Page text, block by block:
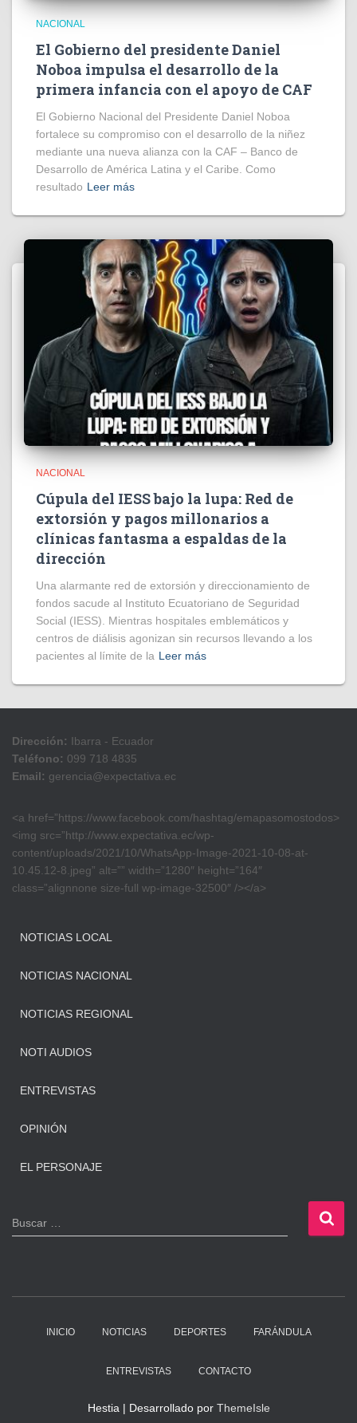
NACIONAL
El Gobierno del presidente Daniel
Noboa impulsa el desarrollo de la
primera infancia con el apoyo de CAF
El Gobierno Nacional del Presidente Daniel Noboa
fortalece su compromiso con el desarrollo de la niñez
mediante una nueva alianza con la CAF – Banco de
Desarrollo de América Latina y el Caribe. Como
resultado Leer más
NACIONAL
Cúpula del IESS bajo la lupa: Red de
extorsión y pagos millonarios a
clínicas fantasma a espaldas de la
dirección
​Una alarmante red de extorsión y direccionamiento de
fondos sacude al Instituto Ecuatoriano de Seguridad
Social (IESS). Mientras hospitales emblemáticos y
centros de diálisis agonizan sin recursos llevando a los
pacientes al límite de la Leer más
Dirección: Ibarra - Ecuador
Teléfono: 099 718 4835
Email: gerencia@expectativa.ec
<a href=”https://www.facebook.com/hashtag/emapasomostodos>
<img src=”http://www.expectativa.ec/wp-
content/uploads/2021/10/WhatsApp-Image-2021-10-08-at-
10.45.12-8.jpeg” alt=”” width=”1280″ height=”164″
class=”alignnone size-full wp-image-32500″ /></a>
NOTICIAS LOCAL
NOTICIAS NACIONAL
NOTICIAS REGIONAL
NOTI AUDIOS
ENTREVISTAS
OPINIÓN
EL PERSONAJE
B
u
Buscar …
INICIO NOTICIAS DEPORTES FARÁNDULA
ENTREVISTAS CONTACTO
Hestia | Desarrollado por ThemeIsle